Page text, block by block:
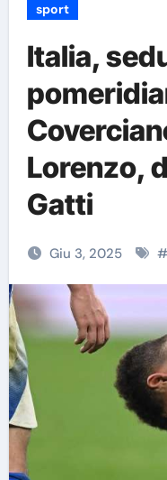
sport
Italia,
Lorenzo,
Gatti
Giu 3, 2025 #